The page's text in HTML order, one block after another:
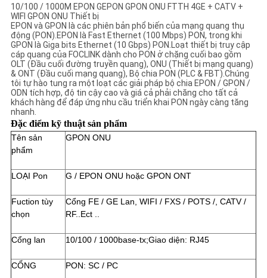
PRIVACY
POLICY
10/100 / 1000M EPON GEPON GPON ONU FTTH 4GE + CATV +
WIFI GPON ONU Thiết bị
EPON và GPON là các phiên bản phổ biến của mạng quang thụ
động (PON).EPON là Fast Ethernet (100 Mbps) PON, trong khi
GPON là Giga bits Ethernet (10 Gbps) PON.Loạt thiết bị truy cập
cáp quang của FOCLINK dành cho PON ở chặng cuối bao gồm
OLT (Đầu cuối đường truyền quang), ONU (Thiết bị mạng quang)
& ONT (Đầu cuối mạng quang), Bộ chia PON (PLC & FBT).Chúng
tôi tự hào tung ra một loạt các giải pháp bộ chia EPON / GPON /
ODN tích hợp, độ tin cậy cao và giá cả phải chăng cho tất cả
khách hàng để đáp ứng nhu cầu triển khai PON ngày càng tăng
nhanh.
Đặc điểm kỹ thuật sản phẩm
Tên sản
phẩm
GPON ONU
LOẠI Pon G / EPON ONU hoặc GPON ONT
Fuction tùy
chọn
Cổng FE / GE Lan, WIFI / FXS / POTS /, CATV /
RF..Ect ..
Cổng lan 10/100 / 1000base-tx;Giao diện: RJ45
CỔNG PON: SC / PC